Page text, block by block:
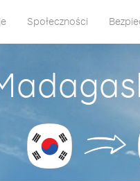
Społeczności